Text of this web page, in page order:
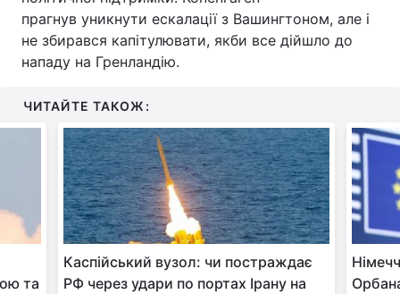
прагнув уникнути ескалації з Вашингтоном, але і
не збирався капітулювати, якби все дійшло до
нападу на Гренландію.
ЧИТАЙТЕ ТАКОЖ:
та
Каспійський вузол: чи постраждає
РФ через удари по портах Ірану на